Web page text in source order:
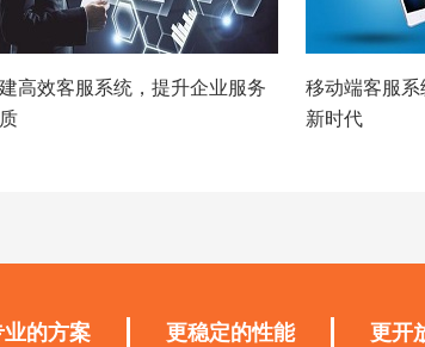
高效客服系统，提升企业服务
移动端客服
新时代
的方案 更稳定的性能 更开